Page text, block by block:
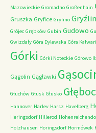
Mazowieckie Gromadno Großenhain
Gruszka Gryfice Gryfino
Grójec Grębków Gubin Gudowo
Gwizdały Góra Dylewska Góra
Górki Górki Noteckie Górowo
Gągolin Gągławki
Głuchów Głusk Głusko
Hannover Harlev Harsz Havelberg
Heringsdorf Hillerod
Holzhausen Horingsdorf Hormówek